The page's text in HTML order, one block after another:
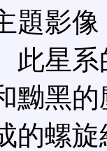
題影
此星
黝黑
的螺